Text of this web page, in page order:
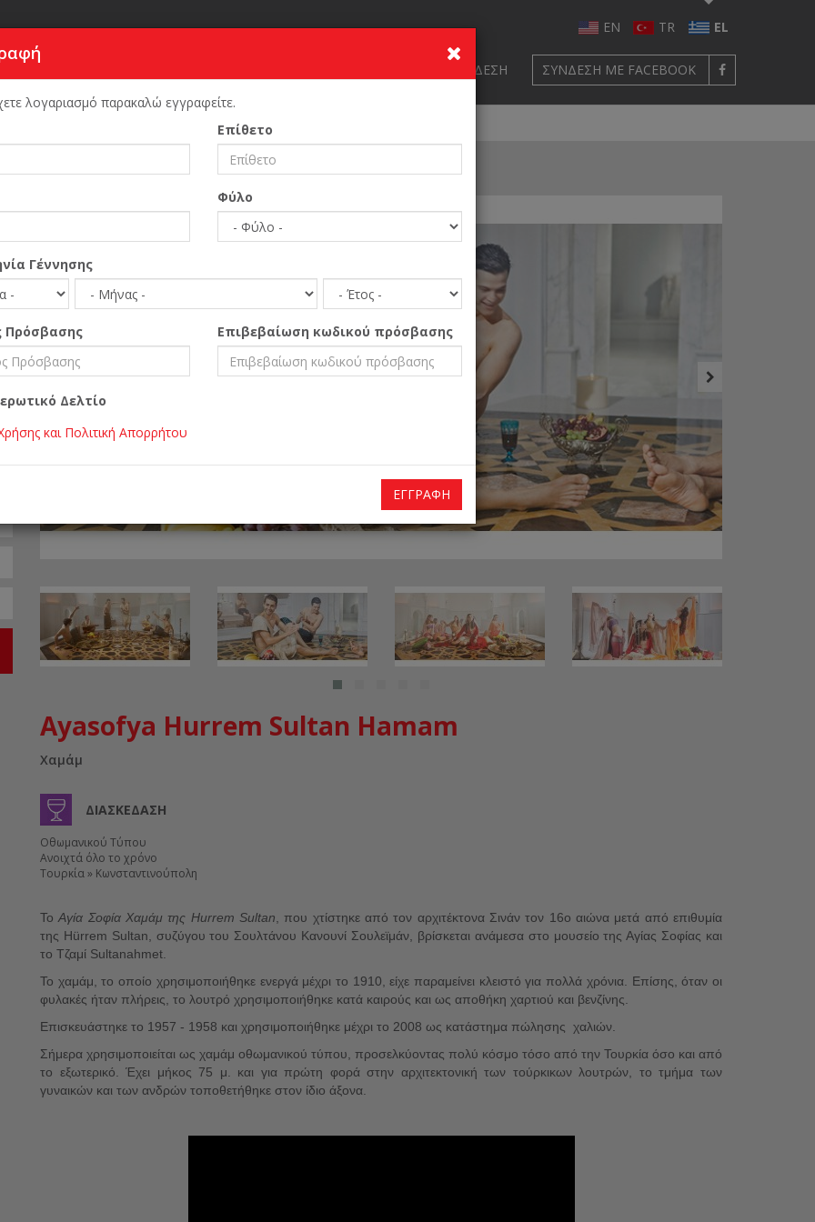
EN TR EL
ΣΎΝΔΕΣΗ ΣΎΝΔΕΣΗ ΜΕ FACEBOOK
Αρχική Σελίδα Διασκέδαση Ayasofya Hurrem Sultan Hamam
Ayasofya Hurrem Sultan Hamam
Χαμάμ
ΔΙΑΣΚΈΔΑΣΗ
Οθωμανικού Τύπου
Ανοιχτά όλο το χρόνο
Τουρκία » Κωνσταντινούπολη
ΤοΑγία Σοφία Χαμάμ της Hurrem Sultan , που χτίστηκε από τον αρχιτέκτονα Σινάν τον 16ο αιώνα μετά από επιθυμία
της Hürrem Sultan, συζύγου του Σουλτάνου Κανουνί Σουλεϊμάν, βρίσκεται ανάμεσα στο μουσείο της Αγίας Σοφίας και
το Τζαμί Sultanahmet.
Το χαμάμ, το οποίο χρησιμοποιήθηκε ενεργά μέχρι το 1910, είχε παραμείνει κλειστό για πολλά χρόνια. Επίσης, όταν οι
φυλακές ήταν πλήρεις, το λουτρό χρησιμοποιήθηκε κατά καιρούς και ως αποθήκη χαρτιού και βενζίνης.
Επισκευάστηκε το 1957 - 1958 και χρησιμοποιήθηκε μέχρι το 2008 ως κατάστημα πώλησης χαλιών.
Σήμερα χρησιμοποιείται ως χαμάμ οθωμανικού τύπου, προσελκύοντας πολύ κόσμο τόσο από την Τουρκία όσο και από
το εξωτερικό. Έχει μήκος 75 μ. και για πρώτη φορά στην αρχιτεκτονική των τούρκικων λουτρών, το τμήμα των
γυναικών και των ανδρών τοποθετήθηκε στον ίδιο άξονα.
λογαριασμό παρακαλώ εγγραφείτε.
Επίθετο
Φύλο
Γέννησης
Πρόσβασης Επιβεβαίωση κωδικού πρόσβασης
Δελτίο
και Πολιτική Απορρήτου
ΕΓΓΡΑΦΉ